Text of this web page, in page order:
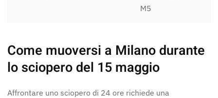
M5
Come muoversi a Milano durante
lo sciopero del 15 maggio
Affrontare uno sciopero di 24 ore richiede una